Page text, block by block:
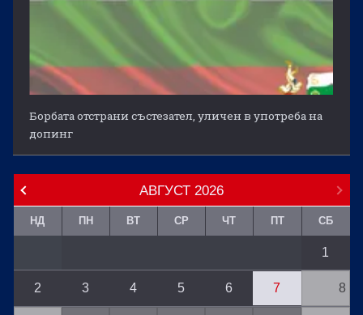
Борбата отстрани състезател, уличен в употреба на
допинг
АВГУСТ 2026
НД ПН ВТ СР ЧТ ПТ СБ
1
2 3 4 5 6 7 8